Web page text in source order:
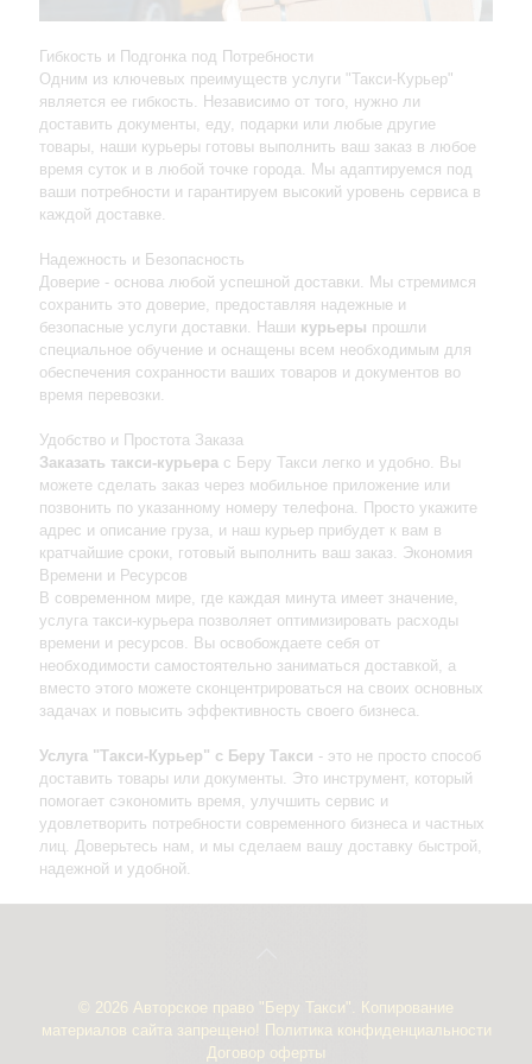
Гибкость и Подгонка под Потребности
Одним из ключевых преимуществ услуги "Такси-Курьер"
является ее гибкость. Независимо от того, нужно ли
доставить документы, еду, подарки или любые другие
товары, наши курьеры готовы выполнить ваш заказ в любое
время суток и в любой точке города. Мы адаптируемся под
ваши потребности и гарантируем высокий уровень сервиса в
каждой доставке.
Надежность и Безопасность
Доверие - основа любой успешной доставки. Мы стремимся
сохранить это доверие, предоставляя надежные и
безопасные услуги доставки. Наши курьеры прошли
специальное обучение и оснащены всем необходимым для
обеспечения сохранности ваших товаров и документов во
время перевозки.
Удобство и Простота Заказа
Заказать такси-курьера с Беру Такси легко и удобно. Вы
можете сделать заказ через мобильное приложение или
позвонить по указанному номеру телефона. Просто укажите
адрес и описание груза, и наш курьер прибудет к вам в
кратчайшие сроки, готовый выполнить ваш заказ. Экономия
Времени и Ресурсов
В современном мире, где каждая минута имеет значение,
услуга такси-курьера позволяет оптимизировать расходы
времени и ресурсов. Вы освобождаете себя от
необходимости самостоятельно заниматься доставкой, а
вместо этого можете сконцентрироваться на своих основных
задачах и повысить эффективность своего бизнеса.
Услуга "Такси-Курьер" с Беру Такси - это не просто способ
доставить товары или документы. Это инструмент, который
помогает сэкономить время, улучшить сервис и
удовлетворить потребности современного бизнеса и частных
лиц. Доверьтесь нам, и мы сделаем вашу доставку быстрой,
надежной и удобной.
© 2026 Авторское право "Беру Такси". Копирование
материалов сайта запрещено! Политика конфиденциальности
Договор оферты